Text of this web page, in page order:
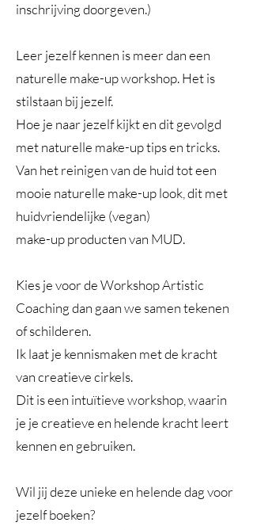
inschrijving doorgeven.)
Leer jezelf kennen is meer dan een
naturelle make-up workshop. Het is
stilstaan bij jezelf.
Hoe je naar jezelf kijkt en dit gevolgd
met naturelle make-up tips en tricks.
Van het reinigen van de huid tot een
mooie naturelle make-up look, dit met
huidvriendelijke (vegan)
make-up producten van MUD.
Kies je voor de Workshop Artistic
Coaching dan gaan we samen tekenen
of schilderen.
Ik laat je kennismaken met de kracht
van creatieve cirkels.
Dit is een intuïtieve workshop, waarin
je je creatieve en helende kracht leert
kennen en gebruiken.
Wil jij deze unieke en helende dag voor
jezelf boeken?